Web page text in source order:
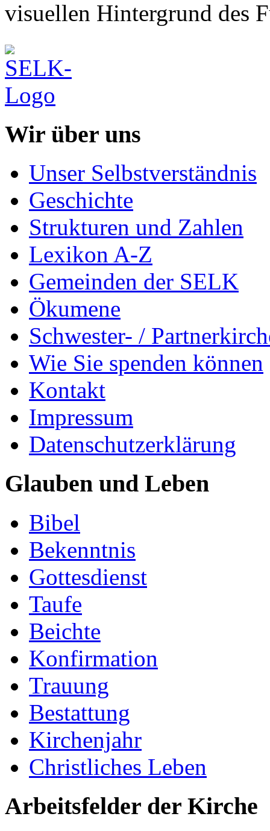
visuellen Hintergrund des
Wir über uns
Unser Selbstverständnis
Geschichte
Strukturen und Zahlen
Lexikon A-Z
Gemeinden der SELK
Ökumene
Schwester- /
Wie Sie spenden können
Kontakt
Impressum
Datenschutzerklärung
Glauben und Leben
Bibel
Bekenntnis
Gottesdienst
Taufe
Beichte
Konfirmation
Trauung
Bestattung
Kirchenjahr
Christliches Leben
Arbeitsfelder der Kirche